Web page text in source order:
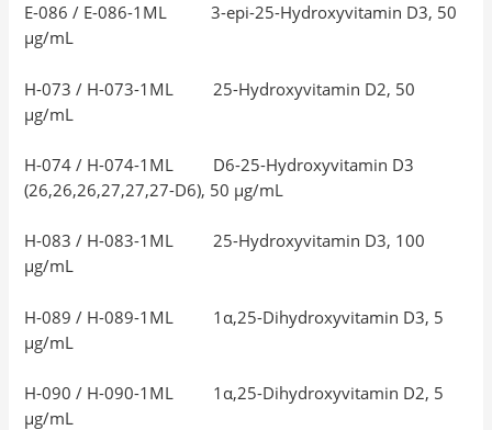
E-086 / E-086-1ML 3-epi-25-Hydroxyvitamin D3, 50
μg/mL
H-073 / H-073-1ML 25-Hydroxyvitamin D2, 50
μg/mL
H-074 / H-074-1ML D6-25-Hydroxyvitamin D3
(26,26,26,27,27,27-D6), 50 μg/mL
H-083 / H-083-1ML 25-Hydroxyvitamin D3, 100
μg/mL
H-089 / H-089-1ML 1α,25-Dihydroxyvitamin D3, 5
µg/mL
H-090 / H-090-1ML 1α,25-Dihydroxyvitamin D2, 5
μg/mL